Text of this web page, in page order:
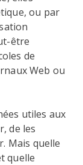
ou par
être
de
Web ou
utiles aux
de les
Mais quelle
quelle